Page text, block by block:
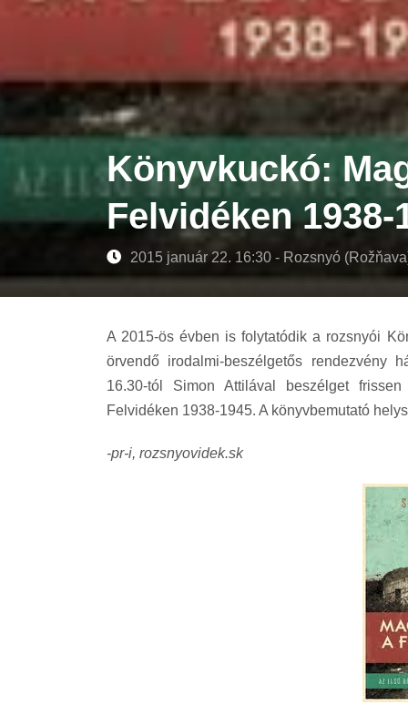
Könyvkuckó:
Felvidéken 1938-
2015 január 22. 16:30 - Rozsnyó
A 2015-ös évben is folytatódik a rozsnyói
örvendő irodalmi-beszélgetős rendezvény
16.30-tól Simon Attilával beszélget
Felvidéken 1938-1945. A könyvbemutató
-pr-i, rozsnyovidek.sk